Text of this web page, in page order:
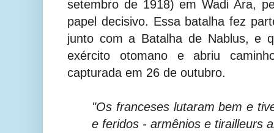
setembro de 1918) em Wadi Ara,
papel decisivo. Essa batalha fez
junto com a Batalha de Nablus, e
exército otomano e abriu
capturada em 26 de outubro.
"Os franceses lutaram bem e
e feridos - armênios e tirailleurs